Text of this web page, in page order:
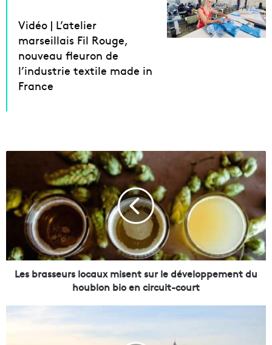
Vidéo | L’atelier
marseillais Fil Rouge,
nouveau fleuron de
l’industrie textile made in
France
b
r
e
Les brasseurs locaux misent sur le développement du
houblon bio en circuit-court